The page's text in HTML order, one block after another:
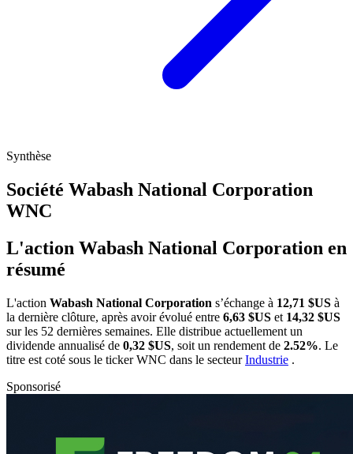
Synthèse
Société Wabash National Corporation
WNC
L'action Wabash National Corporation en
résumé
L'action Wabash National Corporation s’échange à 12,71 $US à
la dernière clôture, après avoir évolué entre 6,63 $US et 14,32 $US
sur les 52 dernières semaines. Elle distribue actuellement un
dividende annualisé de 0,32 $US, soit un rendement de 2.52%. Le
titre est coté sous le tickerWNC dans le secteurIndustrie .
Sponsorisé